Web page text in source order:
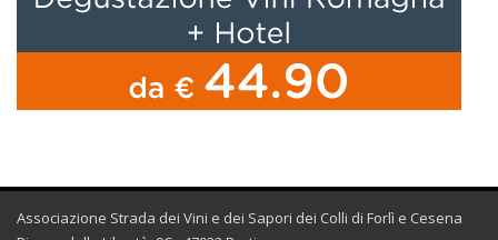
Associazione Strada dei Vini e dei Sapori dei Colli di Forlì e Cesena